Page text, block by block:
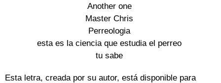
Another one
Master Chris
Perreologia
esta es la ciencia que estudia el perreo
tu sabe
Esta letra, creada por su autor, está disponible para